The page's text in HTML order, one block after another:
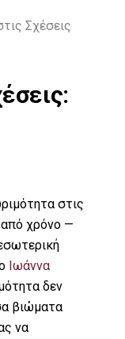
στις
χρόνο —
Ιωάννα
δεν
βιώματα
να